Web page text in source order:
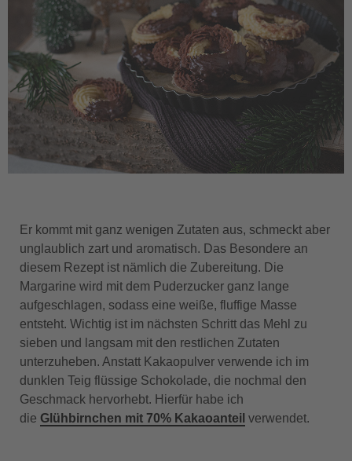
Er kommt mit ganz wenigen Zutaten aus, schmeckt aber
unglaublich zart und aromatisch. Das Besondere an
diesem Rezept ist nämlich die Zubereitung. Die
Margarine wird mit dem Puderzucker ganz lange
aufgeschlagen, sodass eine weiße, fluffige Masse
entsteht. Wichtig ist im nächsten Schritt das Mehl zu
sieben und langsam mit den restlichen Zutaten
unterzuheben. Anstatt Kakaopulver verwende ich im
dunklen Teig flüssige Schokolade, die nochmal den
Geschmack hervorhebt. Hierfür habe ich
die Glühbirnchen mit 70% Kakaoanteil verwendet.